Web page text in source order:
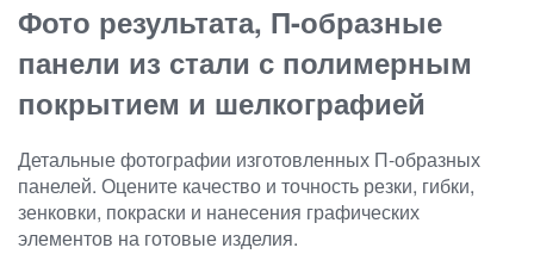
Фото результата, П-образные
панели из стали с полимерным
покрытием и шелкографией
Детальные фотографии изготовленных П-образных
панелей. Оцените качество и точность резки, гибки,
зенковки, покраски и нанесения графических
элементов на готовые изделия.